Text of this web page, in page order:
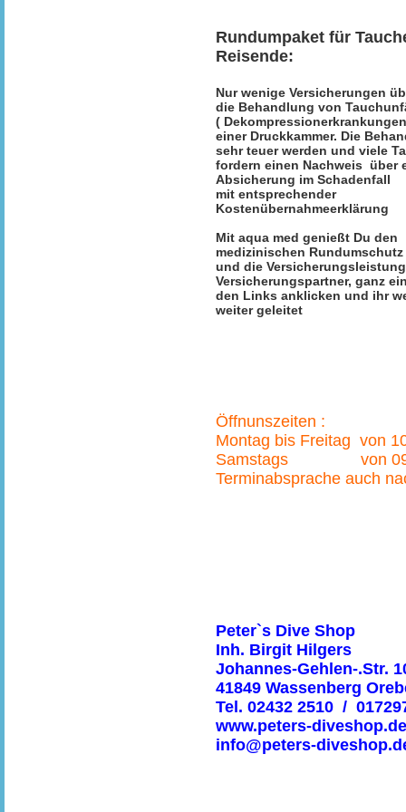
Rundumpaket für
Reisende:
Nur wenige Versicherungen
die Behandlung von
(
einer Druckkammer. Die
sehr teuer werden und viele
fordern einen Nachweis über
Absicherung im Schadenfall
mit entsprechender
Kostenübernahmeerklärung
Mit aqua med genießt Du den
medizinischen Rundumschutz
und die
Versicherungspartner, ganz
den Links anklicken und ihr
weiter geleitet
Öffnunszeiten :
Montag bis Freitag von
Samstags von
Terminabsprache auch
Peter`s Dive Shop
Inh. Birgit Hilgers
Johannes-Gehlen-.Str.
41849 Wassenberg
Tel. 02432 2510 /
www.peters-diveshop.de
info@peters-